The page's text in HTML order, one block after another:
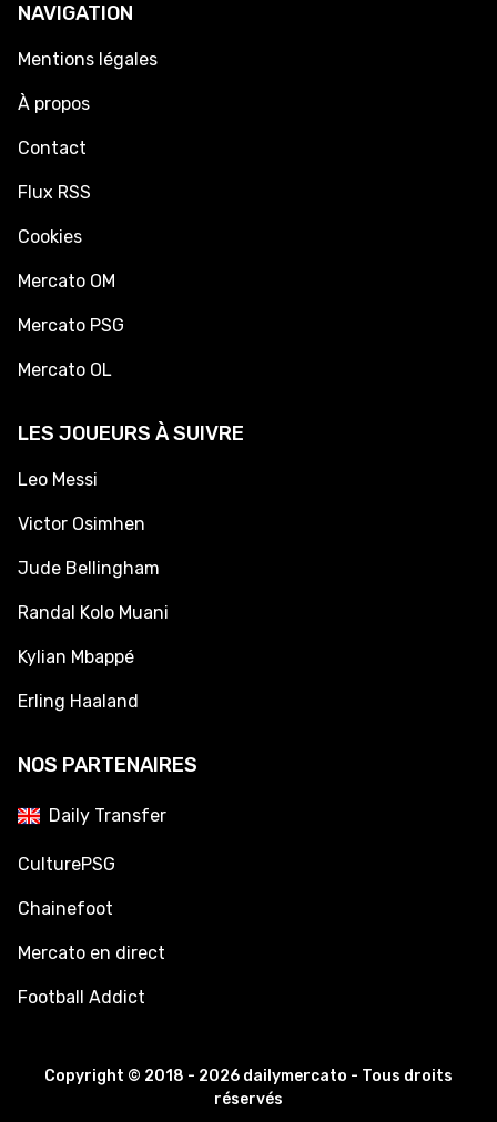
NAVIGATION
Mentions légales
À propos
Contact
Flux RSS
Cookies
Mercato OM
Mercato PSG
Mercato OL
LES JOUEURS À SUIVRE
Leo Messi
Victor Osimhen
Jude Bellingham
Randal Kolo Muani
Kylian Mbappé
Erling Haaland
NOS PARTENAIRES
Daily Transfer
CulturePSG
Chainefoot
Mercato en direct
Football Addict
Copyright © 2018 - 2026 dailymercato - Tous droits
réservés